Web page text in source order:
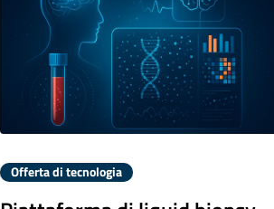
Offerta di tecnologia